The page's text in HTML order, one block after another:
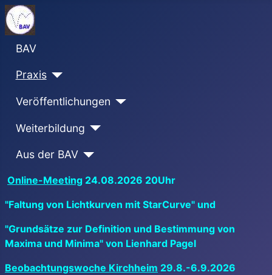
BAV
Praxis
Veröffentlichungen
Weiterbildung
Aus der BAV
Online-Meeting 24.08.2026 20Uhr
"Faltung von Lichtkurven mit StarCurve" und
"Grundsätze zur Definition und Bestimmung von
Maxima und Minima" von Lienhard Pagel
Beobachtungswoche Kirchheim 29.8.-6.9.2026